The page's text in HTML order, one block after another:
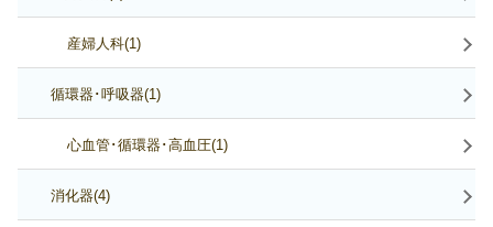
産婦人科(1)
循環器･呼吸器(1)
心血管･循環器･高血圧(1)
消化器(4)